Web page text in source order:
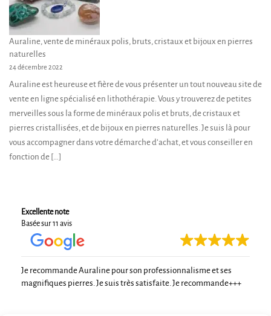
Auraline, vente de minéraux polis, bruts, cristaux et bijoux en pierres
naturelles
24 décembre 2022
Auraline est heureuse et fière de vous présenter un tout nouveau site de
vente en ligne spécialisé en lithothérapie. Vous y trouverez de petites
merveilles sous la forme de minéraux polis et bruts, de cristaux et
pierres cristallisées, et de bijoux en pierres naturelles. Je suis là pour
vous accompagner dans votre démarche d’achat, et vous conseiller en
fonction de […]
Excellente note
Basée sur 11 avis
Je recommande Auraline pour son professionnalisme et ses
magnifiques pierres. Je suis très satisfaite. Je recommande+++